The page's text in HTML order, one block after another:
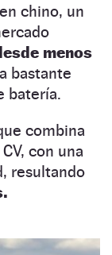
chino, un
menos
bastante
batería.
combina
con una
resultando